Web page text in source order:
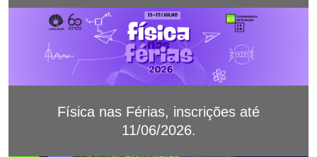
Física nas Férias, inscrições até
11/06/2026.